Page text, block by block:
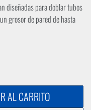
diseñadas para doblar tubos
grosor de pared de hasta
AL CARRITO